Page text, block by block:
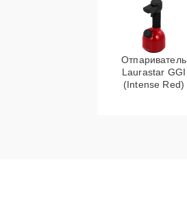
Отпариватель
Laurastar GGI
(Intense Red)